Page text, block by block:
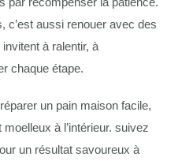
c’est aussi renouer avec des
à ralentir, à
chaque étape.